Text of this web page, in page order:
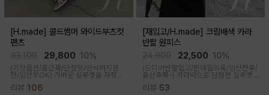
[H.made] 콜드썸머 와이드부츠컷
팬츠
29,800 10%
(기장옵션/출근룩/단정핏/만삭까지편
한/임산부OK) 가벼운 실루엣을 자랑하
는 와이드 부츠컷 팬츠예요~ 시원한 원
단감과 디자인으로 쾌적하게 착용돼요
리뷰 106
[재입고/H.made] 크림배색 카라
반팔 원피스
22,500 10%
(드디어반팔입고/찐데일리룩/임신전후/
출산후쭉-) 카라넥으로 단정한 실루엣
과 배색 디테일이 들어가면서 전체적으
로 여유있는 핏감과 미운 군살을 가려주
리뷰 53